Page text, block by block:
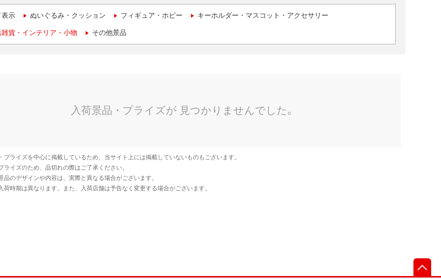
表示 ぬいぐるみ・クッション フィギュア・ホビー キーホルダー・マスコット・アクセサリー
貨・インテリア・小物 その他景品